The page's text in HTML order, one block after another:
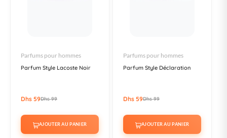
Parfums pour hommes
Parfum Style Lacoste Noir
Dhs 59Dhs 99
AJOUTER AU PANIER
Parfums pour hommes
Parfum Style Déclaration
Dhs 59Dhs 99
AJOUTER AU PANIER